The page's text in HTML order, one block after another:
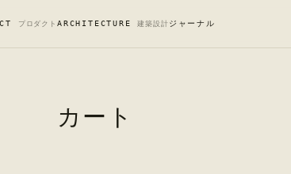
プロダクトARCHITECTURE建築設計 ジャーナル
カート